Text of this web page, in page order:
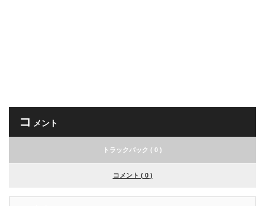
コ メント
トラックバック ( 0 )
コメント ( 0 )